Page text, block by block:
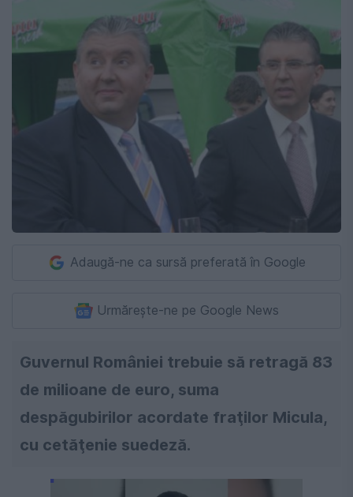
Adaugă-ne ca sursă preferată în Google
Urmărește-ne pe Google News
Guvernul României trebuie să retragă 83
de milioane de euro, suma
despăgubirilor acordate fraţilor Micula,
cu cetăţenie suedeză.